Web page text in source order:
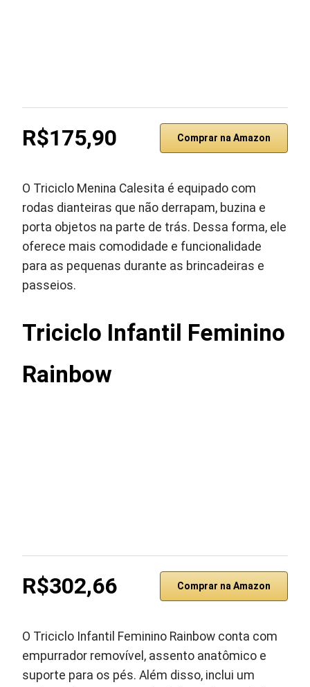
R$175,90 Comprar na Amazon
O Triciclo Menina Calesita é equipado com
rodas dianteiras que não derrapam, buzina e
porta objetos na parte de trás. Dessa forma, ele
oferece mais comodidade e funcionalidade
para as pequenas durante as brincadeiras e
passeios.
Triciclo Infantil Feminino
Rainbow
R$302,66 Comprar na Amazon
O Triciclo Infantil Feminino Rainbow conta com
empurrador removível, assento anatômico e
suporte para os pés. Além disso, inclui um